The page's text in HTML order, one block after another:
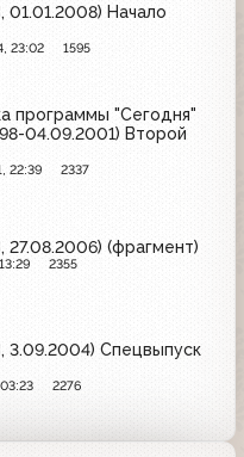
01.01.2008) Начало
23:02 1595
программы "Сегодня"
04.09.2001) Второй
22:39 2337
27.08.2006) (фрагмент)
2355
3.09.2004) Спецвыпуск
2276